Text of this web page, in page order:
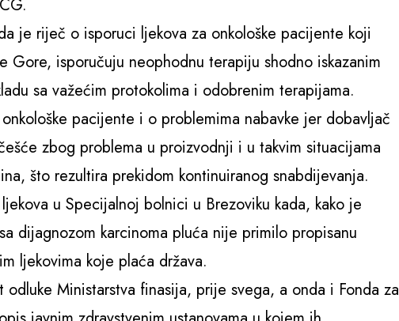
je riječ o isporuci ljekova za onkološke pacijente koji
Gore, isporučuju neophodnu terapiju shodno iskazanim
sa važećim protokolima i odobrenim terapijama.
pacijente i o problemima nabavke jer dobavljač
zbog problema u proizvodnji i u takvim situacijama
što rezultira prekidom kontinuiranog snabdijevanja.
u Specijalnoj bolnici u Brezoviku kada, kako je
dijagnozom karcinoma pluća nije primilo propisanu
ljekovima koje plaća država.
Ministarstva finasija, prije svega, a onda i Fonda za